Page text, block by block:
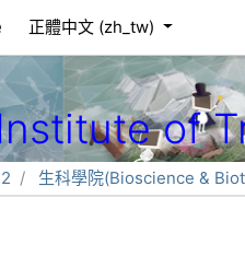
正體中文 ‎(zh_tw)‎
of
生科學院(Bioscience &